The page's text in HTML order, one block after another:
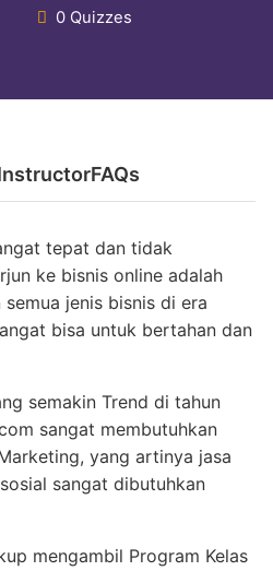
0 Quizzes
FAQs
tepat dan tidak
ke bisnis online adalah
jenis bisnis di era
bisa untuk bertahan dan
semakin Trend di tahun
sangat membutuhkan
yang artinya jasa
sangat dibutuhkan
mengambil Program Kelas